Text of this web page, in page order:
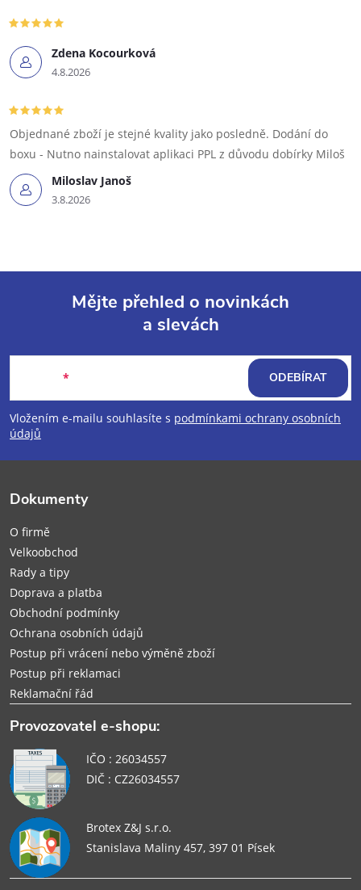
Zdena Kocourková
4.8.2026
Miloslav Janoš
3.8.2026
Objednané zboží je stejné kvality jako posledně. Dodání do
boxu - Nutno nainstalovat aplikaci PPL z důvodu dobírky Miloš
p
a
Mějte přehled o novinkách
a slevách
Vložením e-mailu souhlasíte s podmínkami ochrany osobních
údajů
ODEBÍRAT
Dokumenty
O firmě
Velkoobchod
Rady a tipy
Doprava a platba
Obchodní podmínky
Ochrana osobních údajů
Postup při vrácení nebo výměně zboží
Postup při reklamaci
Reklamační řád
Provozovatel e-shopu:
IČO : 26034557
DIČ : CZ26034557
Brotex Z&J s.r.o.
Stanislava Maliny 457, 397 01 Písek